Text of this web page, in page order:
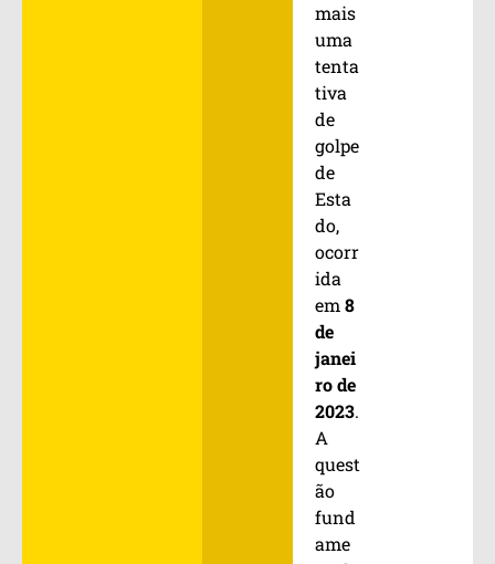
mais
uma
tenta
tiva
de
golpe
de
Esta
do,
ocorr
ida
em8
de
janei
ro de
2023.
A
quest
ão
fund
ame